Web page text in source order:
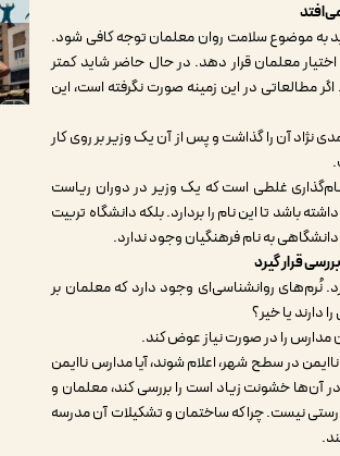
به موضوع سلامت روان معلمان توجه کافی شود.
معلمان قرار دهد. در حال حاضر شاید کمتر
مطالعاتی در این زمینه صورت نگرفته است، این
آن را گذاشت و پس از آن یک وزیر بر روی کار
نام‌گذاری غلطی است که یک وزیر در دوران ریاست
باشد تا این نام را بردارد. بلکه دانشگاه تربیت
قرار گیرد
نُرم‌های روانشناسی‌ای وجود دارد که معلمان بر
دارند یا خیر؟
مدارس را در صورت نیاز عوض کند.
در سطح شهر، اعلام شوند، آیا مدارس ناایمن
آن‌ها خشونت زیاد است را بررسی کند، معلمان و
نیست. چرا که ساختمان و تشکیلات آن مدرسه